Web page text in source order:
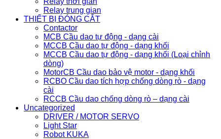
Relay trung gian
THIẾT BỊ ĐÓNG CẮT
Contactor
MCB Cầu dao tự động - dạng cài
MCCB Cầu dao tự động - dạng khối
MCCB Cầu dao tự động - dạng khối (Loại chỉnh
dòng)
MotorCB Cầu dao bảo vệ motor - dạng khối
RCBO Cầu dao tích hợp chống dòng rò - dạng
cài
RCCB Cầu dao chống dòng rò – dạng cài
Uncategorized
DRIVER / MOTOR SERVO
Light Star
Robot KUKA